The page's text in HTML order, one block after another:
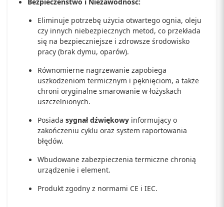
Eliminuje potrzebę użycia otwartego ognia, oleju
czy innych niebezpiecznych metod, co przekłada
się na bezpieczniejsze i zdrowsze środowisko
pracy (brak dymu, oparów).
Równomierne nagrzewanie zapobiega
uszkodzeniom termicznym i pęknięciom, a także
chroni oryginalne smarowanie w łożyskach
uszczelnionych.
Posiada sygnał dźwiękowy informujący o
zakończeniu cyklu oraz system raportowania
błędów.
Wbudowane zabezpieczenia termiczne chronią
urządzenie i element.
Produkt zgodny z normami CE i IEC.